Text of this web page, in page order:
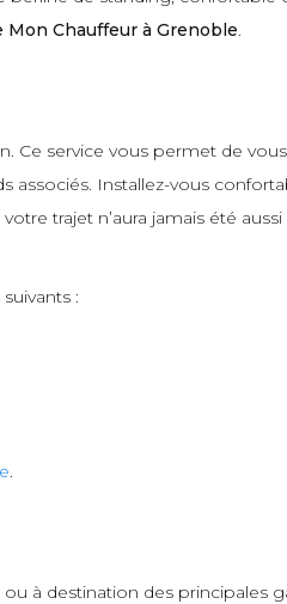
Mon Chauffeur à Grenoble.
Ce service vous permet de
associés. Installez-vous
trajet n’aura jamais été
:
.
à destination des principales